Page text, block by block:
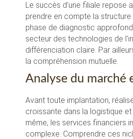
Le succès d’une filiale repose
prendre en compte la
phase de diagnostic
secteur des technologies de
différenciation claire. Par
la compréhension mutuelle.
Analyse du marché
Avant toute implantation,
croissante dans la logistique
même, les services financiers
complexe. Comprendre ces